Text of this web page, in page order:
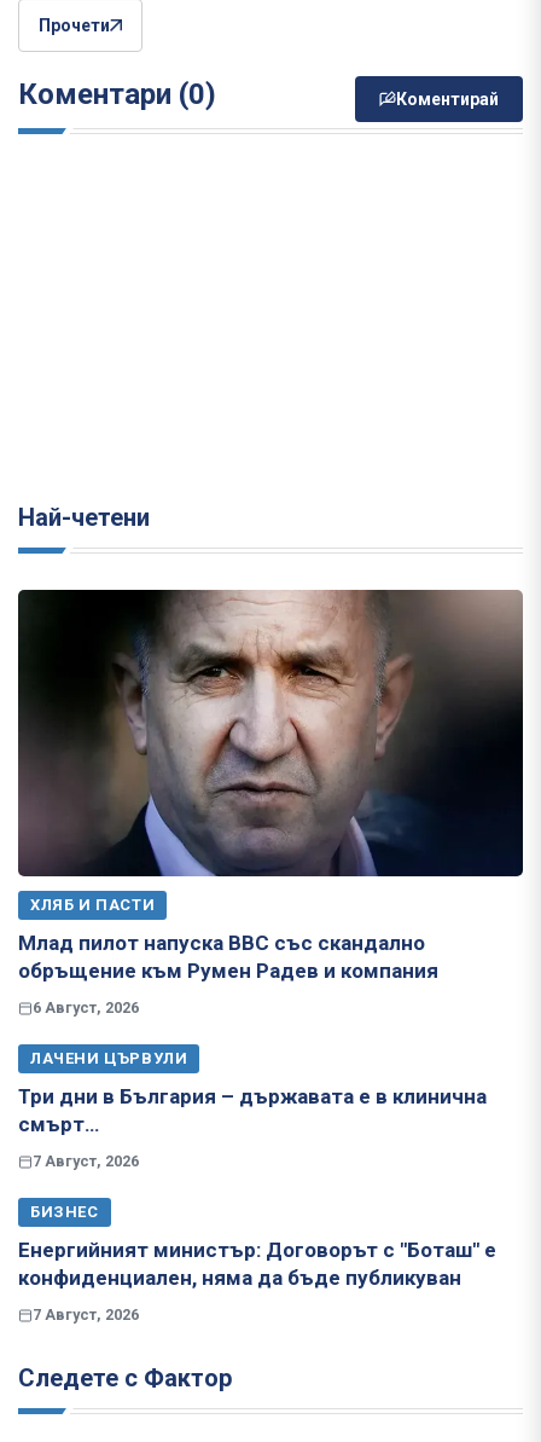
Прочети
Коментари (0) Коментирай
Най-четени
ХЛЯБ И ПАСТИ
Млад пилот напуска ВВС със скандално
обръщение към Румен Радев и компания
6 Август, 2026
ЛАЧЕНИ ЦЪРВУЛИ
Три дни в България – държавата е в клинична
смърт…
7 Август, 2026
БИЗНЕС
Енергийният министър: Договорът с "Боташ" е
конфиденциален, няма да бъде публикуван
7 Август, 2026
Следете с Фактор